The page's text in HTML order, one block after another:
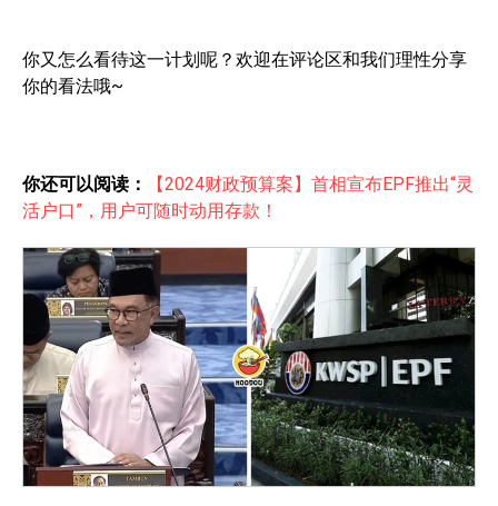
你又怎么看待这一计划呢？欢迎在评论区和我们理性分享
你的看法哦~
你还可以阅读：
【2024财政预算案】首相宣布EPF推出“灵
活户口”，用户可随时动用存款！